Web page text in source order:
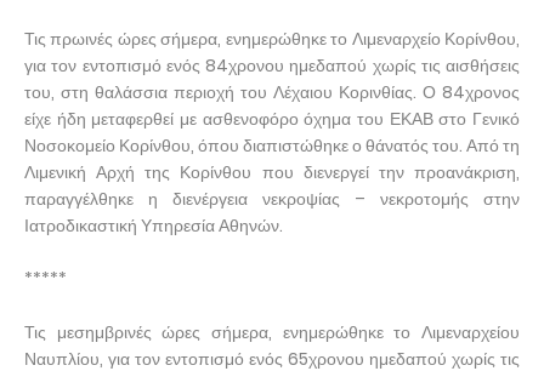
Τις πρωινές ώρες σήμερα, ενημερώθηκε το Λιμεναρχείο Κορίνθου,
για τον εντοπισμό ενός 84χρονου ημεδαπού χωρίς τις αισθήσεις
του, στη θαλάσσια περιοχή του Λέχαιου Κορινθίας. Ο 84χρονος
είχε ήδη μεταφερθεί με ασθενοφόρο όχημα του ΕΚΑΒ στο Γενικό
Νοσοκομείο Κορίνθου, όπου διαπιστώθηκε ο θάνατός του. Από τη
Λιμενική Αρχή της Κορίνθου που διενεργεί την προανάκριση,
παραγγέλθηκε η διενέργεια νεκροψίας – νεκροτομής στην
Ιατροδικαστική Υπηρεσία Αθηνών.
*****
Τις μεσημβρινές ώρες σήμερα, ενημερώθηκε το Λιμεναρχείου
Ναυπλίου, για τον εντοπισμό ενός 65χρονου ημεδαπού χωρίς τις